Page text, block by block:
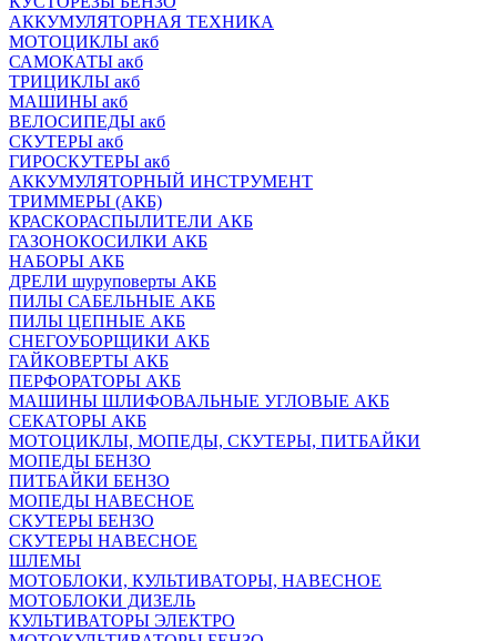
АККУМУЛЯТОРНАЯ ТЕХНИКА
МОТОЦИКЛЫ акб
САМОКАТЫ акб
ТРИЦИКЛЫ акб
МАШИНЫ акб
ВЕЛОСИПЕДЫ акб
СКУТЕРЫ акб
ГИРОСКУТЕРЫ акб
АККУМУЛЯТОРНЫЙ ИНСТРУМЕНТ
ТРИММЕРЫ (АКБ)
КРАСКОРАСПЫЛИТЕЛИ АКБ
ГАЗОНОКОСИЛКИ АКБ
НАБОРЫ АКБ
ДРЕЛИ шуруповерты АКБ
ПИЛЫ САБЕЛЬНЫЕ АКБ
ПИЛЫ ЦЕПНЫЕ АКБ
СНЕГОУБОРЩИКИ АКБ
ГАЙКОВЕРТЫ АКБ
ПЕРФОРАТОРЫ АКБ
МАШИНЫ ШЛИФОВАЛЬНЫЕ УГЛОВЫЕ АКБ
СЕКАТОРЫ АКБ
МОТОЦИКЛЫ, МОПЕДЫ, СКУТЕРЫ, ПИТБАЙКИ
МОПЕДЫ БЕНЗО
ПИТБАЙКИ БЕНЗО
МОПЕДЫ НАВЕСНОЕ
СКУТЕРЫ БЕНЗО
СКУТЕРЫ НАВЕСНОЕ
ШЛЕМЫ
МОТОБЛОКИ, КУЛЬТИВАТОРЫ, НАВЕСНОЕ
МОТОБЛОКИ ДИЗЕЛЬ
КУЛЬТИВАТОРЫ ЭЛЕКТРО